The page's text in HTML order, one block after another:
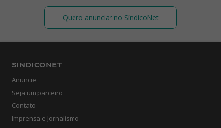
Quero anunciar no SíndicoNet
SINDICONET
Anuncie
Seja um parceiro
Contato
Imprensa e Jornalismo